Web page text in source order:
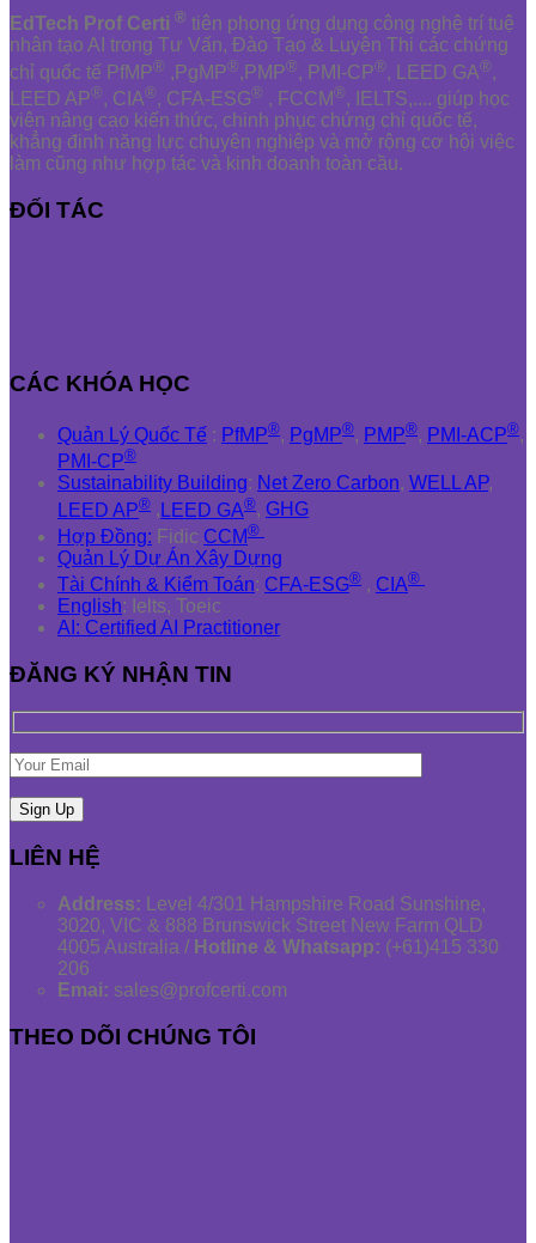
EdTech Prof Certi ® tiên phong ứng dụng công nghệ trí tuệ
nhân tạo AI trong Tư Vấn, Đào Tạo & Luyện Thi các chứng
chỉ quốc tế PfMP® ,PgMP®,PMP®, PMI-CP®, LEED GA®,
LEED AP®, CIA®, CFA-ESG® , FCCM®, IELTS,.... giúp học
viên nâng cao kiến thức, chinh phục chứng chỉ quốc tế,
khẳng định năng lực chuyên nghiệp và mở rộng cơ hội việc
làm cũng như hợp tác và kinh doanh toàn cầu.
ĐỐI TÁC
CÁC KHÓA HỌC
Quản Lý Quốc Tế : PfMP®, PgMP®, PMP®, PMI-ACP®,
PMI-CP®
Sustainability Building: Net Zero Carbon, WELL AP,
LEED AP® , LEED GA®, GHG
Hợp Đồng: Fidic CCM®
Quản Lý Dự Án Xây Dựng
Tài Chính & Kiểm Toán: CFA-ESG® , CIA®
English: Ielts, Toeic
AI: Certified AI Practitioner
ĐĂNG KÝ NHẬN TIN
LIÊN HỆ
Address: Level 4/301 Hampshire Road Sunshine,
3020, VIC & 888 Brunswick Street New Farm QLD
4005 Australia / Hotline & Whatsapp: (+61)415 330
206
Emai: sales@profcerti.com
THEO DÕI CHÚNG TÔI